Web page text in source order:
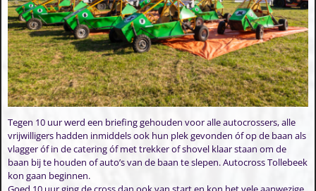
Tegen 10 uur werd een briefing gehouden voor alle autocrossers, alle
vrijwilligers hadden inmiddels ook hun plek gevonden óf op de baan als
vlagger óf in de catering óf met trekker of shovel klaar staan om de
baan bij te houden of auto’s van de baan te slepen. Autocross Tollebeek
kon gaan beginnen.